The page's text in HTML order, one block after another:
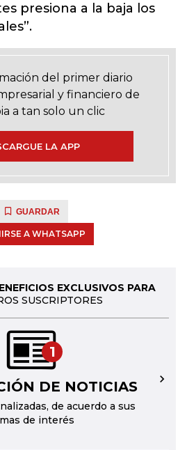
presiona a la baja los
del primer diario
y financiero de
a tan solo un clic
LA APP
GUARDAR
A WHATSAPP
EXCLUSIVOS PARA
SUSCRIPTORES
1
DE NOTICIAS
de acuerdo a sus
de interés
→